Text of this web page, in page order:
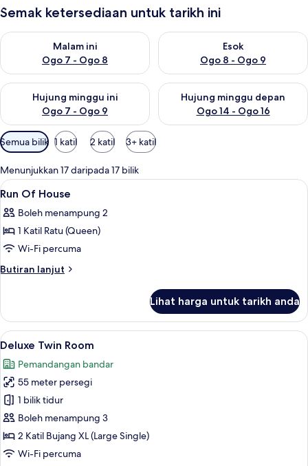
Semak ketersediaan untuk tarikh ini
Malam ini
Ogo 7 - Ogo 8
Semak ketersediaan untuk malam ini Ogo 7 - Ogo 8
Esok
Ogo 8 - Ogo 9
Semak ketersediaan untuk
Hujung minggu ini
Ogo 7 - Ogo 9
Semak ketersediaan untuk hujung minggu ini Ogo 7 - Ogo 9
Hujung minggu depan
Ogo 14 - Ogo 16
Semak ketersediaan untuk
Penapis
yang
tersedia
untuk
bilik
Semua bilik 1 katil 2 katil 3+ katil
Menunjukkan 17 daripada 17 bilik
Lihat
semua
foto
untuk
Run
Of
Peti besi dalam bilik, meja, kalis
13
Run Of House
Boleh menampung 2
1 Katil Ratu (Queen)
Wi-Fi percuma
Butiran lanjut
Butiran
Of
House
Lihat harga untuk tarikh anda
Lihat
semua
foto
untuk
Deluxe
Twin
Room
Deluxe Twin Room | Ruang tamu | TV
7
Deluxe Twin Room
Pemandangan bandar
55 meter persegi
1 bilik tidur
Boleh menampung 3
2 Katil Bujang XL (Large Single)
Wi-Fi percuma